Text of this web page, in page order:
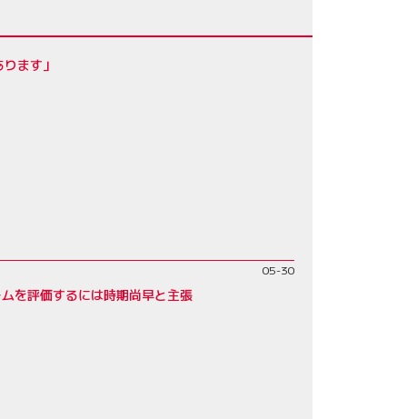
ます」
05-30
を評価するには時期尚早と主張